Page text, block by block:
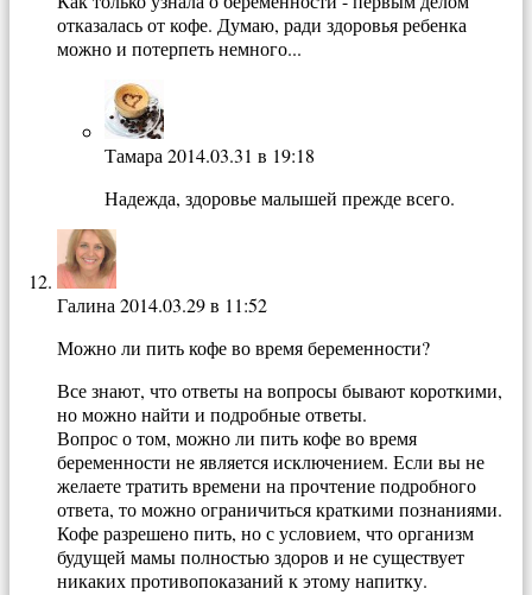
отказалась от кофе. Думаю, ради здоровья ребенка
можно и потерпеть немного...
Тамара 2014.03.31 в 19:18
Надежда, здоровье малышей прежде всего.
Галина 2014.03.29 в 11:52
Можно ли пить кофе во время беременности?
Все знают, что ответы на вопросы бывают короткими,
но можно найти и подробные ответы.
Вопрос о том, можно ли пить кофе во время
беременности не является исключением. Если вы не
желаете тратить времени на прочтение подробного
ответа, то можно ограничиться краткими познаниями.
Кофе разрешено пить, но с условием, что организм
будущей мамы полностью здоров и не существует
никаких противопоказаний к этому напитку.